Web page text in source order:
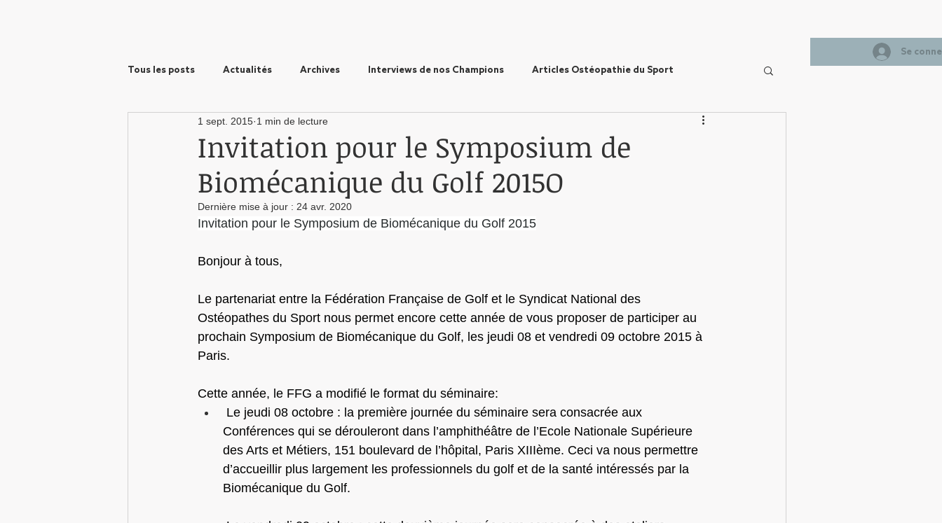
Tous les posts Actualités Archives Interviews de nos Champions Articles Ostéopathie du Sport
Prix Wanono Formation
Invitation pour le Symposium de
Biomécanique du Golf 2015O
1 sept. 2015 1 min de lecture
Dernière mise à jour : 24 avr. 2020
Invitation pour le Symposium de Biomécanique du Golf 2015
Bonjour à tous,
Le partenariat entre la Fédération Française de Golf et le Syndicat National des
Ostéopathes du Sport nous permet encore cette année de vous proposer de participer au
prochain Symposium de Biomécanique du Golf, les jeudi 08 et vendredi 09 octobre 2015 à
Paris.
Cette année, le FFG a modifié le format du séminaire:
Le jeudi 08 octobre : la première journée du séminaire sera consacrée aux
Conférences qui se dérouleront dans l’amphithéâtre de l’Ecole Nationale Supérieure
des Arts et Métiers, 151 boulevard de l’hôpital, Paris XIIIème. Ceci va nous permettre
d’accueillir plus largement les professionnels du golf et de la santé intéressés par la
Biomécanique du Golf.
Se